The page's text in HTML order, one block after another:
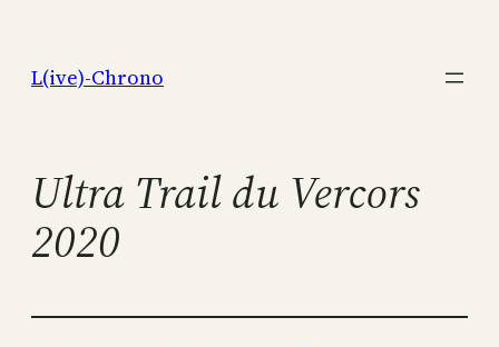
contenu
L(ive)-Chrono
Ultra Trail du Vercors
2020